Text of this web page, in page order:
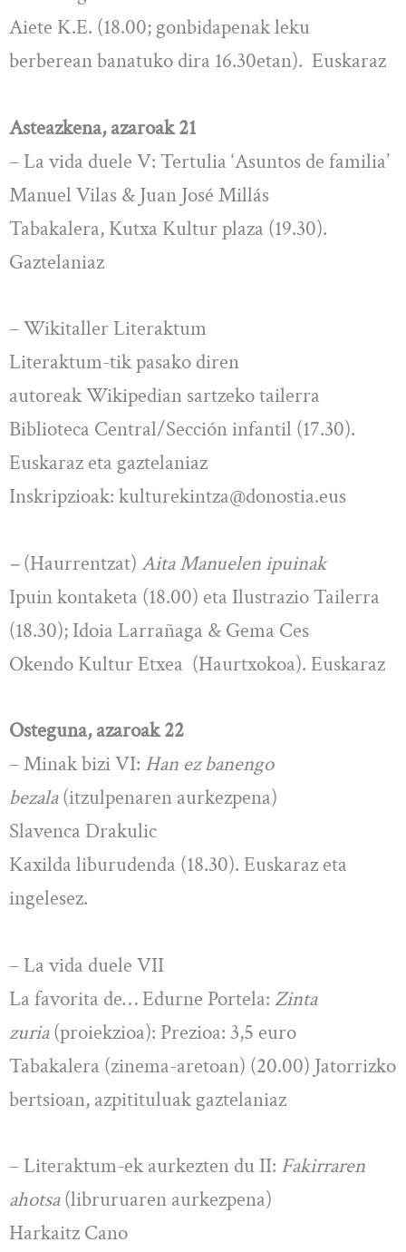
Aiete K.E. (18.00; gonbidapenak leku
berberean banatuko dira 16.30etan). Euskaraz
Asteazkena, azaroak 21
– La vida duele V: Tertulia ‘Asuntos de familia’
Manuel Vilas & Juan José Millás
Tabakalera, Kutxa Kultur plaza (19.30).
Gaztelaniaz
– Wikitaller Literaktum
Literaktum-tik pasako diren
autoreak Wikipedian sartzeko tailerra
Biblioteca Central/Sección infantil (17.30).
Euskaraz eta gaztelaniaz
Inskripzioak: kulturekintza@donostia.eus
–(Haurrentzat) Aita Manuelen ipuinak
Ipuin kontaketa (18.00) eta Ilustrazio Tailerra
(18.30); Idoia Larrañaga & Gema Ces
Okendo Kultur Etxea (Haurtxokoa). Euskaraz
Osteguna, azaroak 22
– Minak bizi VI: Han ez banengo
bezala(itzulpenaren aurkezpena)
Slavenca Drakulic
Kaxilda liburudenda (18.30). Euskaraz eta
ingelesez.
– La vida duele VII
La favorita de… Edurne Portela: Zinta
zuria(proiekzioa): Prezioa: 3,5 euro
Tabakalera (zinema-aretoan) (20.00) Jatorrizko
bertsioan, azpitituluak gaztelaniaz
– Literaktum-ek aurkezten du II: Fakirraren
ahotsa(libruruaren aurkezpena)
Harkaitz Cano